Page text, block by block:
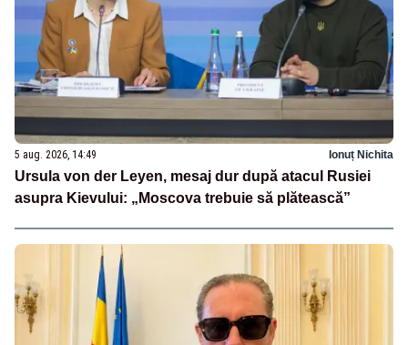
5 aug. 2026, 14:49 Ionuț Nichita
Ursula von der Leyen, mesaj dur după atacul Rusiei
asupra Kievului: „Moscova trebuie să plătească”